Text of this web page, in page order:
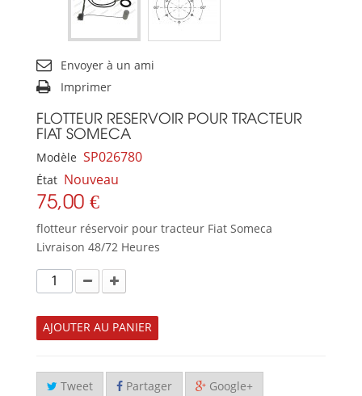
Envoyer à un ami
Imprimer
FLOTTEUR RESERVOIR POUR TRACTEUR
FIAT SOMECA
Modèle SP026780
État Nouveau
75,00 €
flotteur réservoir pour tracteur Fiat Someca
Livraison 48/72 Heures
AJOUTER AU PANIER
Tweet Partager Google+